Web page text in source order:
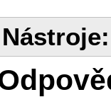
Nástroje: